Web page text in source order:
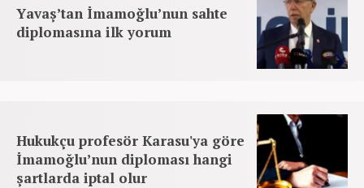
Yavaş’tan İmamoğlu’nun sahte
diplomasına ilk yorum
Hukukçu profesör Karasu'ya göre
İmamoğlu’nun diploması hangi
şartlarda iptal olur